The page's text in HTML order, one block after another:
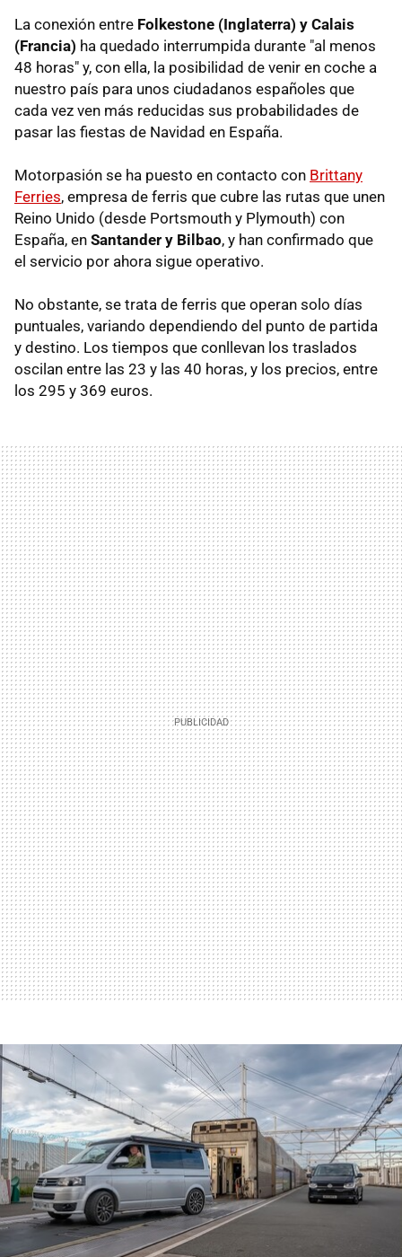
La conexión entre Folkestone (Inglaterra) y Calais
(Francia) ha quedado interrumpida durante "al menos
48 horas" y, con ella, la posibilidad de venir en coche a
nuestro país para unos ciudadanos españoles que
cada vez ven más reducidas sus probabilidades de
pasar las fiestas de Navidad en España.
Motorpasión se ha puesto en contacto con Brittany
Ferries, empresa de ferris que cubre las rutas que unen
Reino Unido (desde Portsmouth y Plymouth) con
España, en Santander y Bilbao, y han confirmado que
el servicio por ahora sigue operativo.
No obstante, se trata de ferris que operan solo días
puntuales, variando dependiendo del punto de partida
y destino. Los tiempos que conllevan los traslados
oscilan entre las 23 y las 40 horas, y los precios, entre
los 295 y 369 euros.